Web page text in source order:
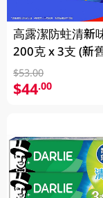
高露潔防蛀清新
200克 x 3支 (新
機發送)
$53.00
$44.00